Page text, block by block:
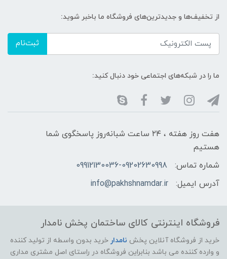
از تخفیف‌ها و جدیدترین‌های فروشگاه ما باخبر شوید:
ثبت‌نام
ما را در شبکه‌های اجتماعی خود دنبال کنید:
هفت روز هفته ، ۲۴ ساعت شبانه‌روز پاسخگوی شما
هستیم
شماره تماس:
09912130036-09202630998
آدرس ایمیل:
info@pakhshnamdar.ir
فروشگاه اینترنتی کالای ساختمان پخش نامدار
خرید از فروشگاه آنلاین پخش نامدار خرید بدون واسطه از تولید کننده
و وارده کننده می باشد بنابراین فروشگاه در راستای اصل مشتری مداری